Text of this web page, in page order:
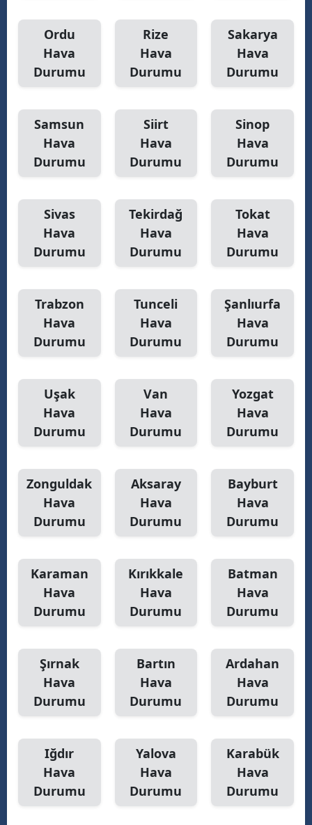
Ordu
Hava
Durumu
Rize
Hava
Durumu
Sakarya
Hava
Durumu
Samsun
Hava
Durumu
Siirt
Hava
Durumu
Sinop
Hava
Durumu
Sivas
Hava
Durumu
Tekirdağ
Hava
Durumu
Tokat
Hava
Durumu
Trabzon
Hava
Durumu
Tunceli
Hava
Durumu
Şanlıurfa
Hava
Durumu
Uşak
Hava
Durumu
Van
Hava
Durumu
Yozgat
Hava
Durumu
Zonguldak
Hava
Durumu
Aksaray
Hava
Durumu
Bayburt
Hava
Durumu
Karaman
Hava
Durumu
Kırıkkale
Hava
Durumu
Batman
Hava
Durumu
Şırnak
Hava
Durumu
Bartın
Hava
Durumu
Ardahan
Hava
Durumu
Iğdır
Hava
Durumu
Yalova
Hava
Durumu
Karabük
Hava
Durumu